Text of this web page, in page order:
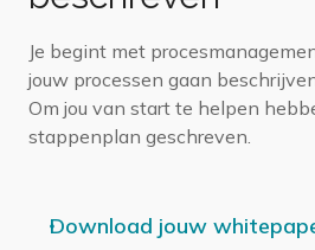
Je begint met
jouw processen gaan
Om jou van start te helpen
stappenplan geschreven.
Download jouw